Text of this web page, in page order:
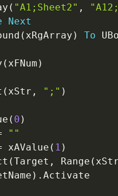
( "A1;Sheet2" ,
Next
( xRgArray ) To
( xFNum )
( xStr , ";" )
( 0 )
""
xAValue ( 1 )
(Target , Range (
) .